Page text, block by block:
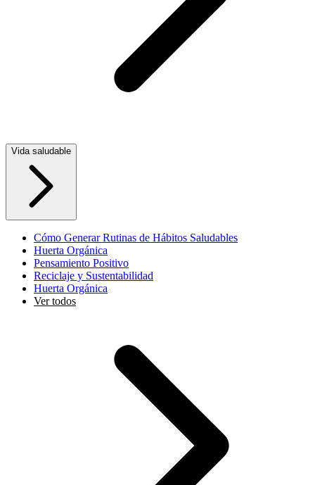
Vida saludable
Cómo Generar Rutinas de Hábitos Saludables
Huerta Orgánica
Pensamiento Positivo
Reciclaje y Sustentabilidad
Huerta Orgánica
Ver todos